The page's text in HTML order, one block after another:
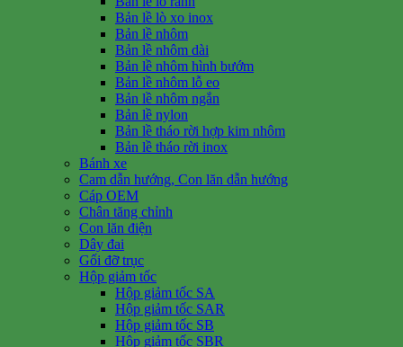
Bản lề lò xo inox
Bản lề nhôm
Bản lề nhôm dài
Bản lề nhôm hình bướm
Bản lề nhôm lỗ eo
Bản lề nhôm ngắn
Bản lề nylon
Bản lề tháo rời hợp kim nhôm
Bản lề tháo rời inox
Bánh xe
Cam dẫn hướng, Con lăn dẫn hướng
Cáp OEM
Chân tăng chỉnh
Con lăn điện
Dây đai
Gối đỡ trục
Hộp giảm tốc
Hộp giảm tốc SA
Hộp giảm tốc SAR
Hộp giảm tốc SB
Hộp giảm tốc SBR